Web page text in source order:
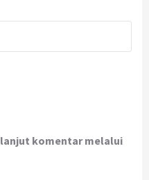
komentar melalui